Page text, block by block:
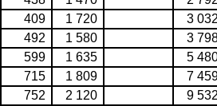
409 1 720
3
492 1 580
3
599 1 635
5
715 1 809
7
752 2 120
9